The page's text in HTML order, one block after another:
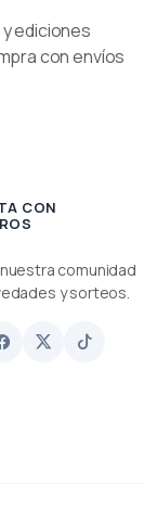
ediciones
con envíos
CON
comunidad
y sorteos.